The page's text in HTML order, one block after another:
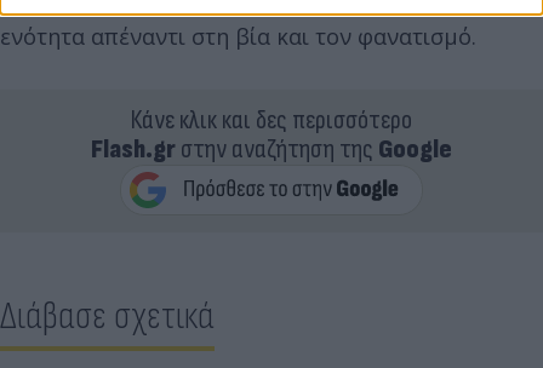
ενότητα απέναντι στη βία και τον φανατισμό.
Κάνε κλικ και δες περισσότερο
Flash.grστην αναζήτηση της Google
Διάβασε σχετικά